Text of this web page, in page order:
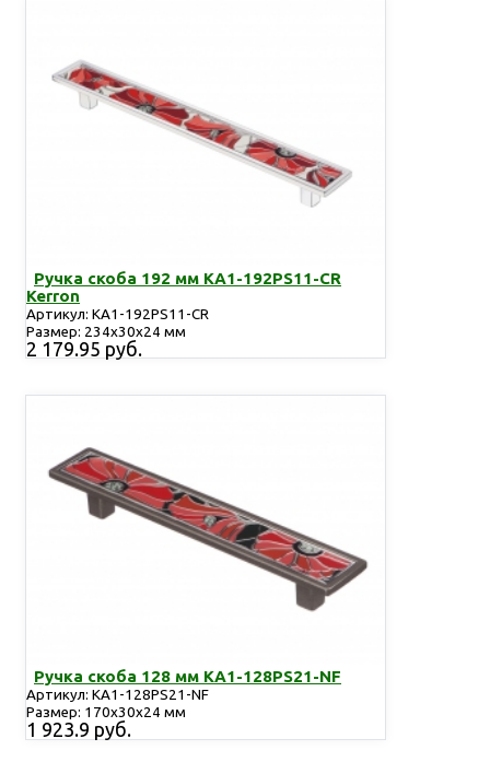
Ручка скоба 192 мм KA1-192PS11-CR
Kerron
Артикул: KA1-192PS11-CR
Размер: 234х30х24 мм
2 179.95 руб.
Ручка скоба 128 мм KA1-128PS21-NF
Артикул: KA1-128PS21-NF
Размер: 170х30х24 мм
1 923.9 руб.